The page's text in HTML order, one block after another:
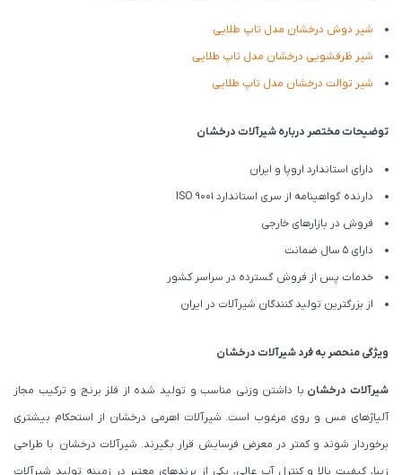
شیر دوش درخشان مدل تاپ طلایی
شیر ظرفشویی درخشان مدل تاپ طلایی
شیر توالت درخشان مدل تاپ طلایی
توضیحات مختصر درباره شیرآلات درخشان
دارای استاندارد اروپا و ایران
دارنده گواهینامه از سری استاندارد ISO 9001
فروش در بازارهای خارجی
دارای 5 سال ضمانت
خدمات پس از فروش گسترده در سراسر کشور
از بزرگترین تولید کنندگان شیرآلات در ایران
ویژگی منحصر به فرد شیرآلات درخشان
شیرآلات درخشان با داشتن وزنی مناسب و تولید شده از فلز برنج و ترکیب مجاز
آلیاژهای مس و روی مرغوب است. شیرآلات اهرمی درخشان از استحکام بیشتری
برخوردار شوند و کمتر در معرض فرسایش قرار بگیرند. شیرآلات درخشان با طراحی
زیبا، کیفیت بالا و کنترل آب عالی، یکی از برندهای معتبر در زمینه تولید شیرآلات